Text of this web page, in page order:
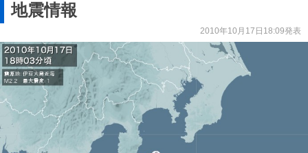
地震情報
2010年10月17日18:09発表